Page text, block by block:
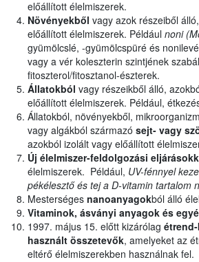
előállított élelmiszerek.
Növényekből vagy azok részeiből
előállított élelmiszerek. Például noni
gyümölcslé, -gyümölcspüré és
vagy a vér koleszterin szintjének
fitoszterol/fitosztanol-észterek.
Állatokból vagy részeikből álló,
előállított élelmiszerek. Például,
Állatokból, növényekből,
vagy algákból származó sejt- vagy
azokból izolált vagy előállított
Új élelmiszer-feldolgozási
élelmiszerek. Például, UV-fénnyel
pékélesztő és tej a D-vitamin tartalom
Mesterséges nanoanyagokból álló
Vitaminok, ásványi anyagok és
1997. május 15. előtt kizárólag
használt összetevők, amelyeket az
eltérő élelmiszerekben használnak fel.